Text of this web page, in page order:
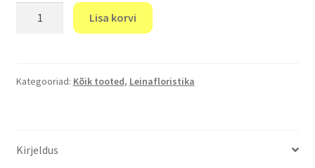
Lisa korvi
Kategooriad: Kõik tooted, Leinafloristika
Kirjeldus